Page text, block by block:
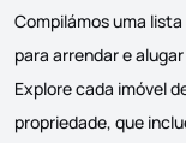
Compilámos uma
para arrendar e
Explore cada imóvel
propriedade, que